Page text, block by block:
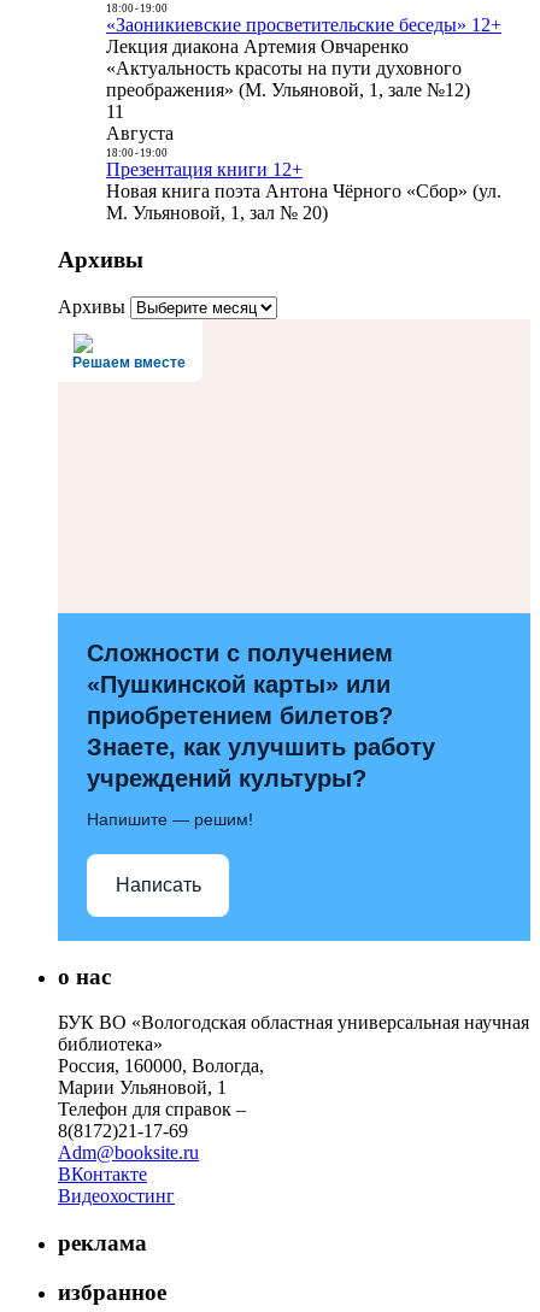
18:00- 19:00
«Заоникиевские просветительские беседы» 12+
Лекция диакона Артемия Овчаренко
«Актуальность красоты на пути духовного
преображения» (М. Ульяновой, 1, зале №12)
11
Августа
18:00- 19:00
Презентация книги 12+
Новая книга поэта Антона Чёрного «Сбор» (ул.
М. Ульяновой, 1, зал № 20)
Архивы
Архивы
Решаем вместе
Сложности с получением
«Пушкинской карты» или
приобретением билетов?
Знаете, как улучшить работу
учреждений культуры?
Напишите — решим!
Написать
о нас
БУК ВО «Вологодская областная универсальная научная
библиотека»
Россия, 160000, Вологда,
Марии Ульяновой, 1
Телефон для справок –
8(8172)21-17-69
Adm@booksite.ru
ВКонтакте
Видеохостинг
реклама
избранное